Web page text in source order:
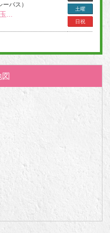
バス）
...
土曜
日祝